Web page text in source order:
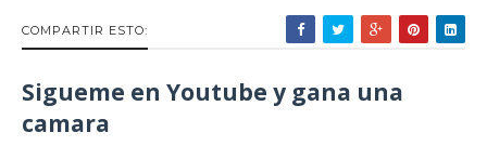
COMPARTIR ESTO:
Sigueme en Youtube y gana una
camara